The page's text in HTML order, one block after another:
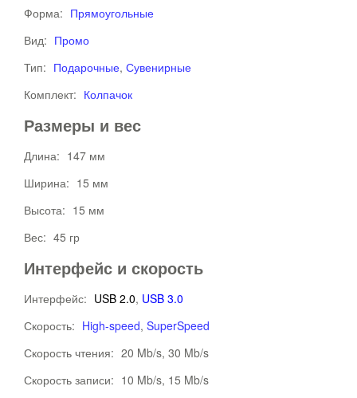
Форма: Прямоугольные
Вид: Промо
Тип: Подарочные, Сувенирные
Комплект: Колпачок
Размеры и вес
Длина: 147 мм
Ширина: 15 мм
Высота: 15 мм
Вес: 45 гр
Интерфейс и скорость
Интерфейс: USB 2.0, USB 3.0
Скорость: High-speed, SuperSpeed
Скорость чтения: 20 Mb/s, 30 Mb/s
Скорость записи: 10 Mb/s, 15 Mb/s